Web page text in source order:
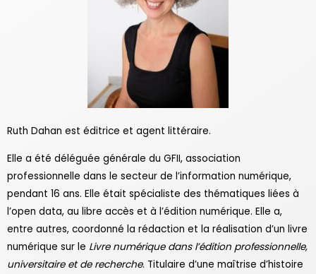
Ruth Dahan est éditrice et agent littéraire.
Elle a été déléguée générale du GFII, association
professionnelle dans le secteur de l’information numérique,
pendant 16 ans. Elle était spécialiste des thématiques liées à
l’open data, au libre accès et à l’édition numérique. Elle a,
entre autres, coordonné la rédaction et la réalisation d’un livre
numérique sur le Livre numérique dans l’édition professionnelle,
universitaire et de recherche. Titulaire d’une maîtrise d’histoire